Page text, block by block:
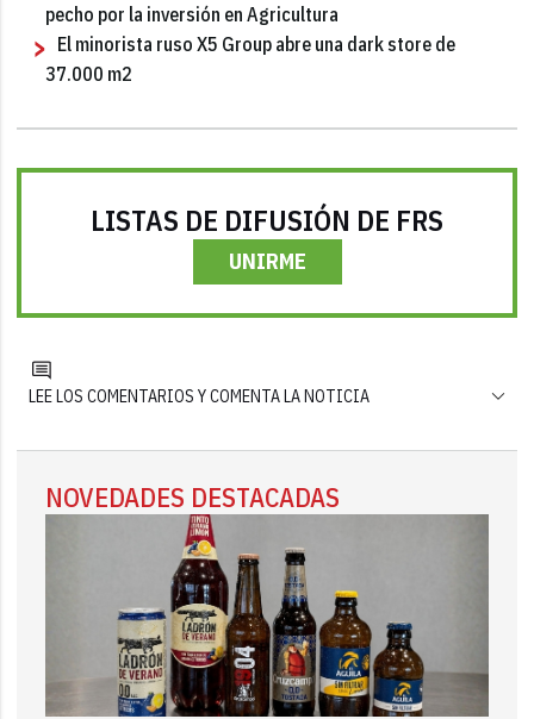
pecho por la inversión en Agricultura
El minorista ruso X5 Group abre una dark store de
37.000 m2
LISTAS DE DIFUSIÓN DE FRS
UNIRME
LEE LOS COMENTARIOS Y COMENTA LA NOTICIA
NOVEDADES DESTACADAS